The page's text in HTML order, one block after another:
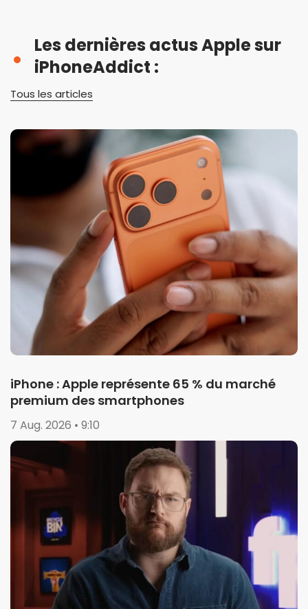
Les dernières actus Apple sur
iPhoneAddict :
Tous les articles
iPhone : Apple représente 65 % du marché
premium des smartphones
7 Aug. 2026 • 9:10